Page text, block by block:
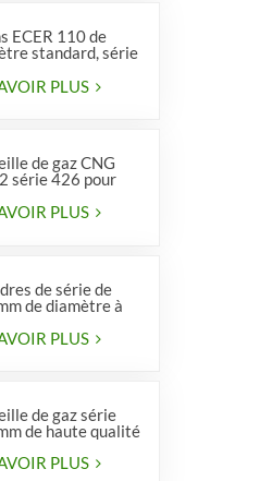
ECER 110 de
standard, série
PLUS
de gaz CNG
série 426 pour
PLUS
de série de
de diamètre à
PLUS
de gaz série
de haute qualité
PLUS